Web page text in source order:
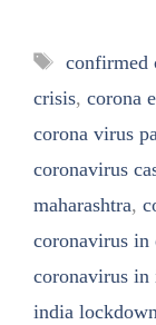
Tags
confirmed
crisis, corona
corona virus
coronavirus
maharashtra,
coronavirus in
coronavirus in
india